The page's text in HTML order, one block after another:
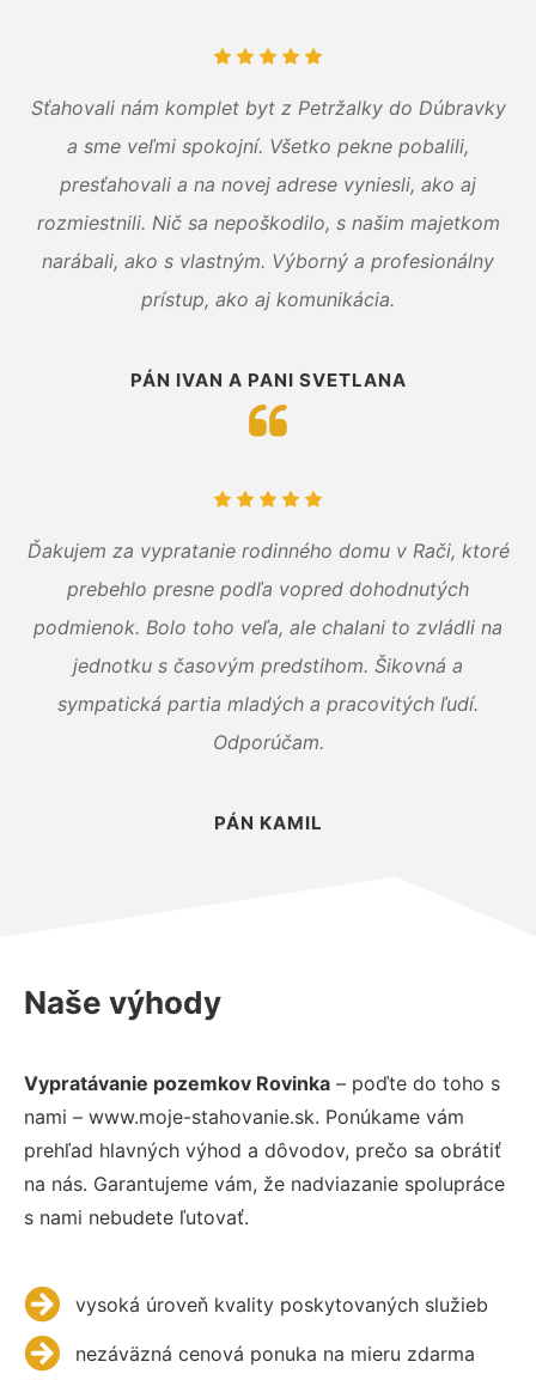
Sťahovali nám komplet byt z Petržalky do Dúbravky
a sme veľmi spokojní. Všetko pekne pobalili,
presťahovali a na novej adrese vyniesli, ako aj
rozmiestnili. Nič sa nepoškodilo, s našim majetkom
narábali, ako s vlastným. Výborný a profesionálny
prístup, ako aj komunikácia.
PÁN IVAN A PANI SVETLANA
Ďakujem za vypratanie rodinného domu v Rači, ktoré
prebehlo presne podľa vopred dohodnutých
podmienok. Bolo toho veľa, ale chalani to zvládli na
jednotku s časovým predstihom. Šikovná a
sympatická partia mladých a pracovitých ľudí.
Odporúčam.
PÁN KAMIL
Naše výhody
Vypratávanie pozemkov Rovinka – poďte do toho s
nami – www.moje-stahovanie.sk. Ponúkame vám
prehľad hlavných výhod a dôvodov, prečo sa obrátiť
na nás. Garantujeme vám, že nadviazanie spolupráce
s nami nebudete ľutovať.
vysoká úroveň kvality poskytovaných služieb
nezáväzná cenová ponuka na mieru zdarma